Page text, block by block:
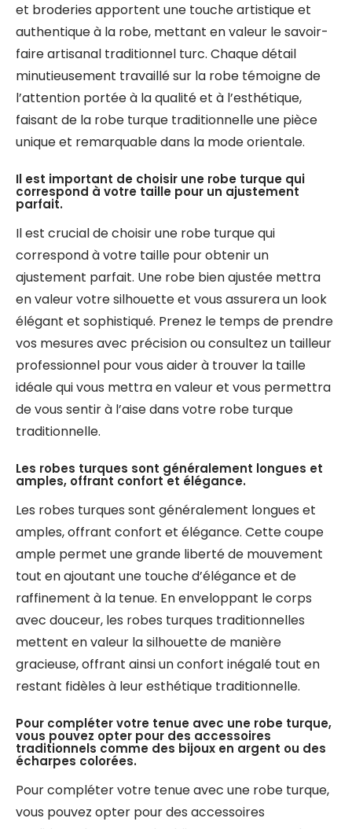
et broderies apportent une touche artistique et
authentique à la robe, mettant en valeur le savoir-
faire artisanal traditionnel turc. Chaque détail
minutieusement travaillé sur la robe témoigne de
l’attention portée à la qualité et à l’esthétique,
faisant de la robe turque traditionnelle une pièce
unique et remarquable dans la mode orientale.
Il est important de choisir une robe turque qui
correspond à votre taille pour un ajustement
parfait.
Il est crucial de choisir une robe turque qui
correspond à votre taille pour obtenir un
ajustement parfait. Une robe bien ajustée mettra
en valeur votre silhouette et vous assurera un look
élégant et sophistiqué. Prenez le temps de prendre
vos mesures avec précision ou consultez un tailleur
professionnel pour vous aider à trouver la taille
idéale qui vous mettra en valeur et vous permettra
de vous sentir à l’aise dans votre robe turque
traditionnelle.
Les robes turques sont généralement longues et
amples, offrant confort et élégance.
Les robes turques sont généralement longues et
amples, offrant confort et élégance. Cette coupe
ample permet une grande liberté de mouvement
tout en ajoutant une touche d’élégance et de
raffinement à la tenue. En enveloppant le corps
avec douceur, les robes turques traditionnelles
mettent en valeur la silhouette de manière
gracieuse, offrant ainsi un confort inégalé tout en
restant fidèles à leur esthétique traditionnelle.
Pour compléter votre tenue avec une robe turque,
vous pouvez opter pour des accessoires
traditionnels comme des bijoux en argent ou des
écharpes colorées.
Pour compléter votre tenue avec une robe turque,
vous pouvez opter pour des accessoires